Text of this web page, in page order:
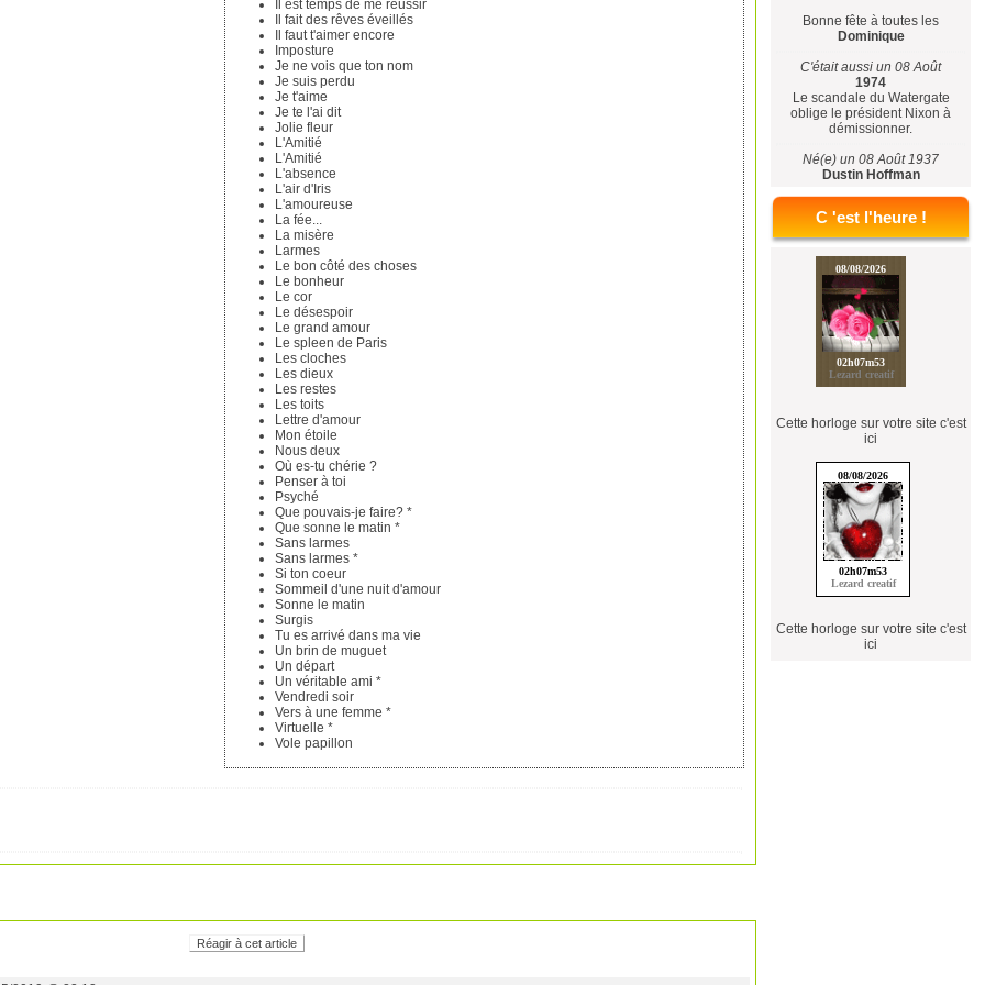
Il est temps de me réussir
Il fait des rêves éveillés
Il faut t'aimer encore
Imposture
Je ne vois que ton nom
Je suis perdu
Je t'aime
Je te l'ai dit
Jolie fleur
L'Amitié
L'Amitié
L'absence
L'air d'Iris
L'amoureuse
La fée...
La misère
Larmes
Le bon côté des choses
Le bonheur
Le cor
Le désespoir
Le grand amour
Le spleen de Paris
Les cloches
Les dieux
Les restes
Les toits
Lettre d'amour
Mon étoile
Nous deux
Où es-tu chérie ?
Penser à toi
Psyché
Que pouvais-je faire? *
Que sonne le matin *
Sans larmes
Sans larmes *
Si ton coeur
Sommeil d'une nuit d'amour
Sonne le matin
Surgis
Tu es arrivé dans ma vie
Un brin de muguet
Un départ
Un véritable ami *
Vendredi soir
Vers à une femme *
Virtuelle *
Vole papillon
Réagir à cet article
Bonne fête à toutes les
Dominique
C'était aussi un 08 Août
1974
Le scandale du Watergate
oblige le président Nixon à
démissionner.
Né(e) un 08 Août 1937
Dustin Hoffman
C 'est l'heure !
Cette horloge sur votre site c'est
ici
Cette horloge sur votre site c'est
ici